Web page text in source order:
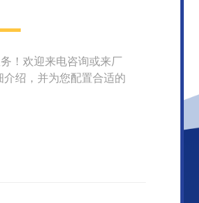
！欢迎来电咨询或来厂
绍，并为您配置合适的